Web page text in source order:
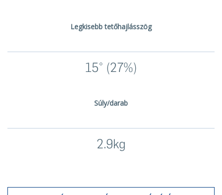
Legkisebb tetőhajlásszög
15° (27%)
Súly/darab
2.9kg